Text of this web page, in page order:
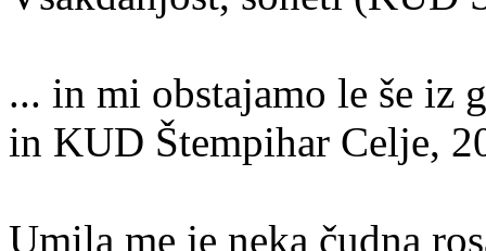
... in mi obstajamo le še
in KUD Štempihar Celje,
Umila me je neka čudna